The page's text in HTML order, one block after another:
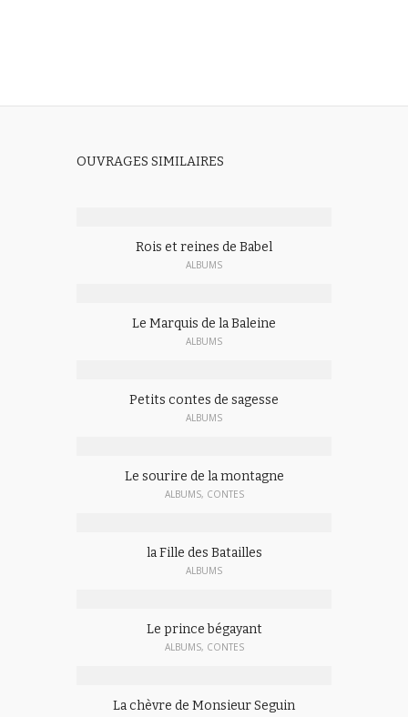
OUVRAGES SIMILAIRES
Rois et reines de Babel
ALBUMS
Le Marquis de la Baleine
ALBUMS
Petits contes de sagesse
ALBUMS
Le sourire de la montagne
ALBUMS, CONTES
la Fille des Batailles
ALBUMS
Le prince bégayant
ALBUMS, CONTES
La chèvre de Monsieur Seguin